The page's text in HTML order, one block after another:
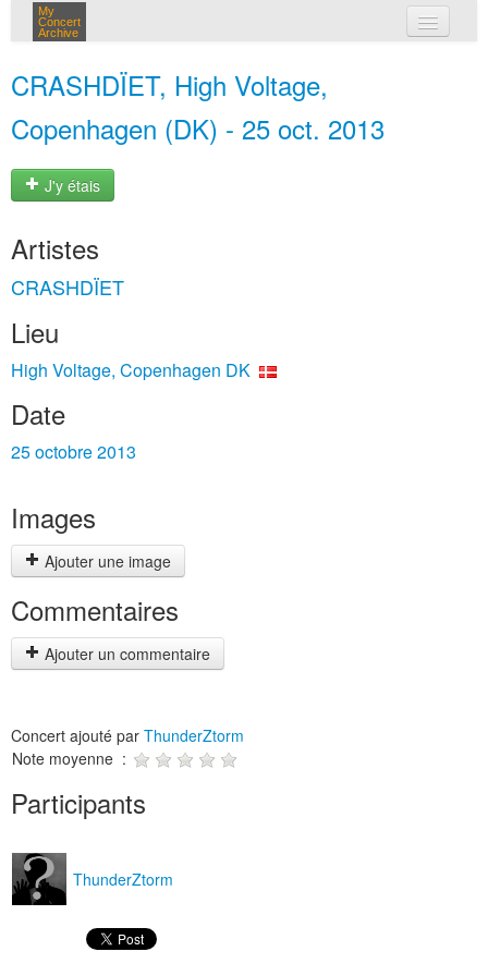
My
Concert
Archive
CRASHDÏET, High Voltage,
Copenhagen (DK) - 25 oct. 2013
J'y étais
Artistes
CRASHDÏET
Lieu
High Voltage, Copenhagen DK
Date
25 octobre 2013
Images
Ajouter une image
Commentaires
Ajouter un commentaire
Concert ajouté par ThunderZtorm
Note moyenne :
Participants
ThunderZtorm